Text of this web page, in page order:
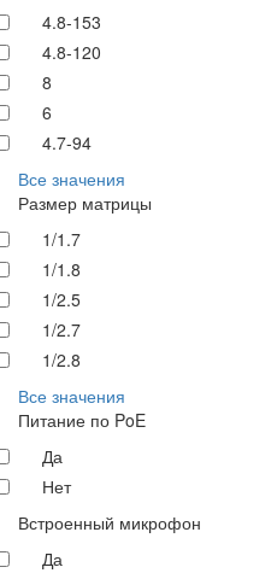
4.8-153
4.8-120
8
6
4.7-94
Все значения
Размер матрицы
1/1.7
1/1.8
1/2.5
1/2.7
1/2.8
Все значения
Питание по PoE
Да
Нет
Встроенный микрофон
Да